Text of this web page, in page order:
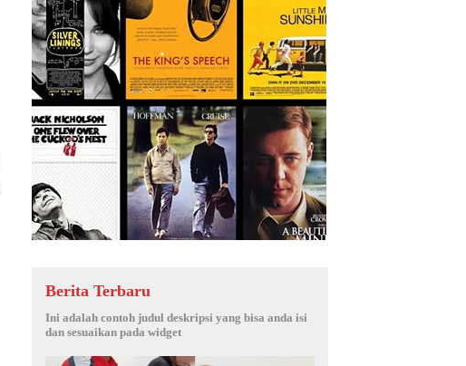
Berita Terbaru
Ini adalah contoh judul deskripsi yang bisa anda isi
dan sesuaikan pada widget